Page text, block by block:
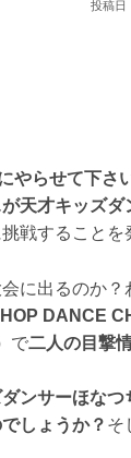
やらせて下さ
が天才キッズダ
戦することを
に出るのか？
DANCE
で二人の目撃
ンサーほな
しょうか？ そ